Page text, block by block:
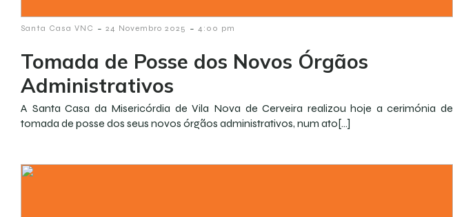
Santa Casa VNC - 24 Novembro 2025 - 4:00 pm
Tomada de Posse dos Novos Órgãos
Administrativos
A Santa Casa da Misericórdia de Vila Nova de Cerveira realizou hoje a cerimónia de
tomada de posse dos seus novos órgãos administrativos, num ato[…]